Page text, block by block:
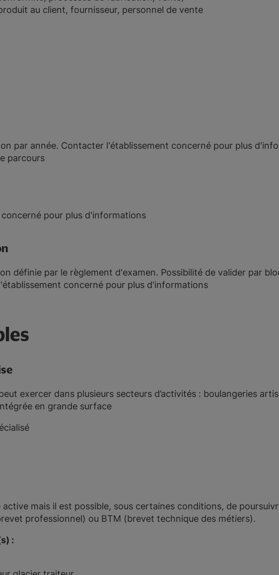
au client, fournisseur, personnel de vente
par année. Contacter l'établissement concerné pour plus
parcours
pour plus d'informations
définie par le règlement d'examen. Possibilité de valider par
concerné pour plus d'informations
exercer dans plusieurs secteurs d’activités : boulangeries
en grande surface
active mais il est possible, sous certaines conditions, de
professionnel) ou BTM (brevet technique des métiers).
: